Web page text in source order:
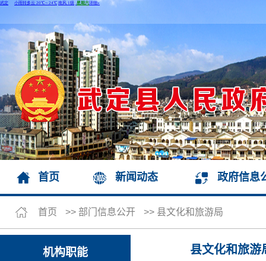
首页 新闻动态 政府信息
首页 >> 部门信息公开 >> 县文化和旅游局
机构职能 县文化和旅游